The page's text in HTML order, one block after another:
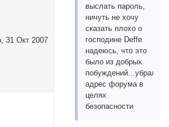
31 Окт 2007
выслать пароль,
ничуть не хочу
сказать плохо о
господине Deffе
надеюсь, что это
было из добрых
побуждений...убрала
адрес форума в
целях
безопасности